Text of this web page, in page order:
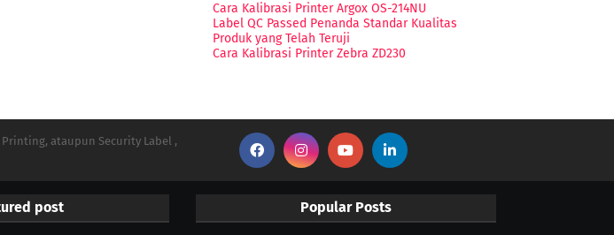
Cara Kalibrasi Printer Argox OS-214NU
Label QC Passed Penanda Standar Kualitas
Produk yang Telah Teruji
Cara Kalibrasi Printer Zebra ZD230
ataupun Security Label ,
post Popular Posts